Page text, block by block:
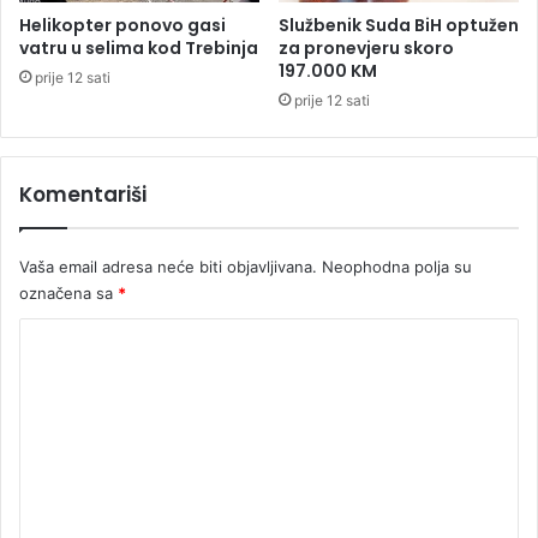
š
v
a
R
S
Helikopter ponovo gasi
vatru u selima kod Trebinja
prije 12 sati
Službenik Suda BiH optužen
za pronevjeru skoro
197.000 KM
prije 12 sati
Komentariši
Vaša email adresa neće biti objavljivana. Neophodna polja su
označena sa *